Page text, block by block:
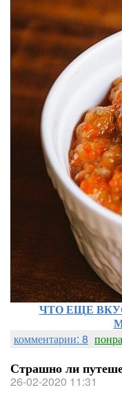
ЧТО ЕЩЕ
комментарии: 8
Страшно ли
26-02-2020 11:31